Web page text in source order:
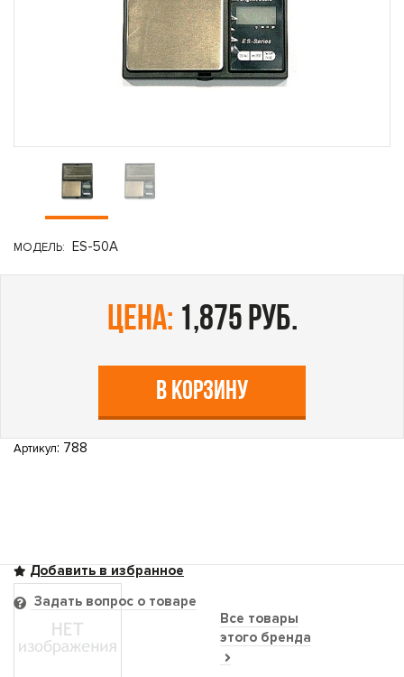
МОДЕЛЬ: ES-50A
цена: 1,875 руб.
В КОРЗИНУ
Артикул: 788
Все товары
этого бренда
Задать вопрос о товаре